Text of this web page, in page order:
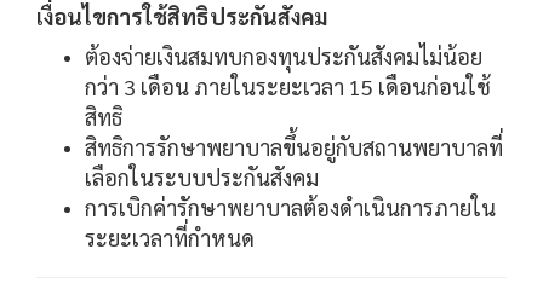
เงื่อนไขการใช้สิทธิประกันสังคม
ต้องจ่ายเงินสมทบกองทุนประกันสังคมไม่น้อย
กว่า 3 เดือน ภายในระยะเวลา 15 เดือนก่อนใช้
สิทธิ
สิทธิการรักษาพยาบาลขึ้นอยู่กับสถานพยาบาลที่
เลือกในระบบประกันสังคม
การเบิกค่ารักษาพยาบาลต้องดำเนินการภายใน
ระยะเวลาที่กำหนด